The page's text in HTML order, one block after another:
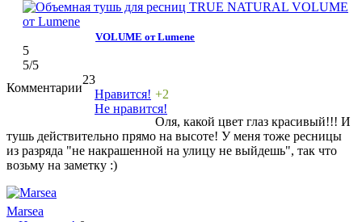
VOLUME от Lumene
5
5/5
Комментарии
23
Нравится!
Не нравится!
+2
Оля, какой цвет глаз красивый!!! И
тушь действительно прямо на высоте! У меня тоже ресницы
из разряда "не накрашенной на улицу не выйдешь", так что
возьму на заметку :)
Marsea